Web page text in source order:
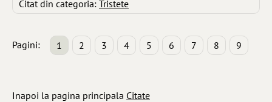
Citat din categoria: Tristete
Pagini: 1 2 3 4 5 6 7 8 9
Inapoi la pagina principala Citate